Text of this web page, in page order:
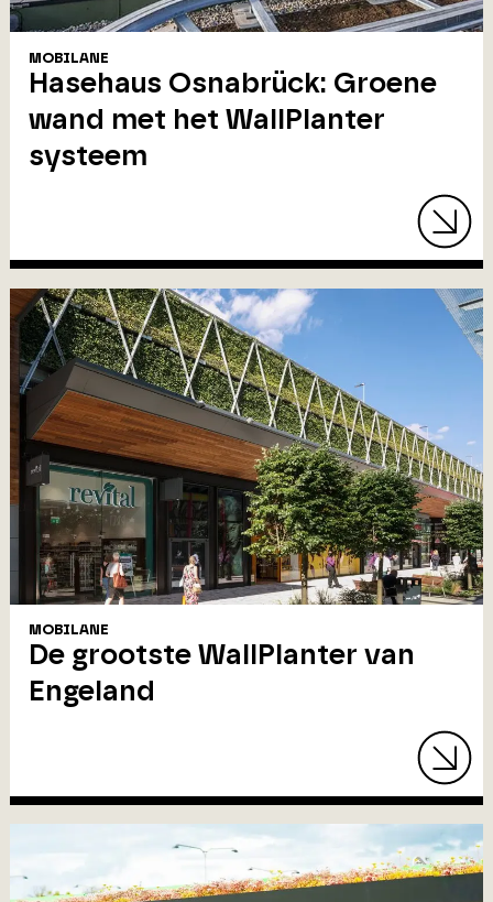
MOBILANE
Hasehaus Osnabrück: Groene
wand met het WallPlanter
systeem
MOBILANE
De grootste WallPlanter van
Engeland